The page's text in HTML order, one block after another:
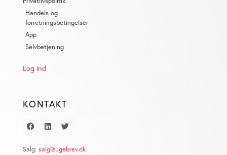
Handels og
forretningsbetingelser
App
Selvbetjening
Log ind
KONTAKT
Salg: salg@ugebrev.dk